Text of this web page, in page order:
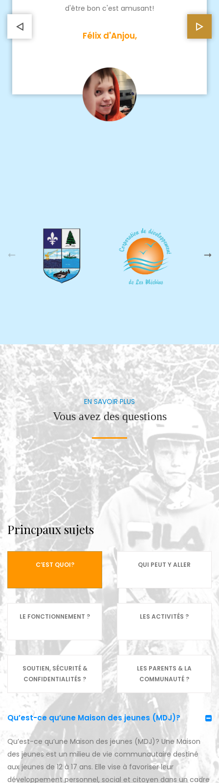
d'être bon c'est amusant!
Félix d'Anjou,
EN SAVOIR PLUS
Vous avez des questions
Princpaux sujets
C’EST QUOI? QUI PEUT Y ALLER
LE FONCTIONNEMENT ? LES ACTIVITÉS ?
SOUTIEN, SÉCURITÉ &
CONFIDENTIALITÉS ?
LES PARENTS & LA
COMMUNAUTÉ ?
Qu’est-ce qu’une Maison des jeunes (MDJ)?
Qu’est-ce qu’une Maison des jeunes (MDJ)? Une Maison
des jeunes est un milieu de vie communautaire destiné
aux jeunes de 12 à 17 ans. Elle vise à favoriser leur
développement personnel, social et citoyen dans un cadre